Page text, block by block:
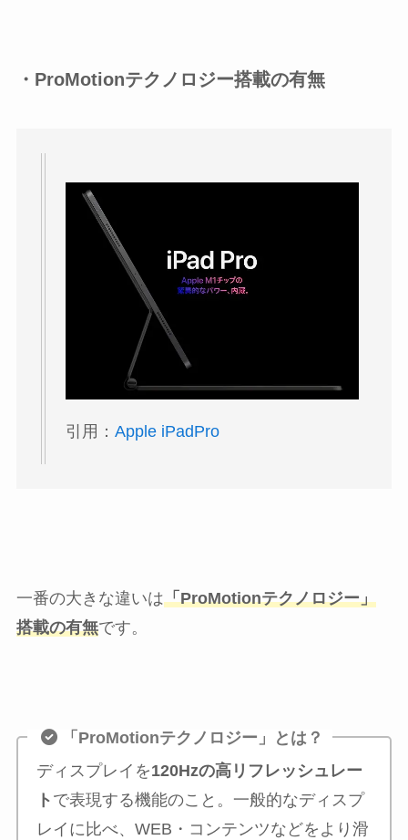
・ProMotionテクノロジー搭載の有無
引用： Apple iPadPro
一番の大きな違いは「ProMotionテクノロジー」
搭載の有無です。
「ProMotionテクノロジー」とは？
ディスプレイを120Hzの高リフレッシュレー
ト で表現する機能のこと。一般的なディスプ
レイに比べ、WEB・コンテンツなどをより滑